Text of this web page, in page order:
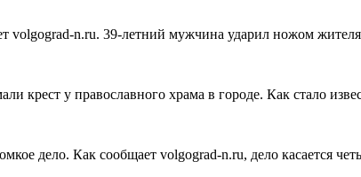
volgograd-n.ru. 39-летний мужчина ударил ножом
крест у православного храма в городе. Как стало
дело. Как сообщает volgograd-n.ru, дело касается